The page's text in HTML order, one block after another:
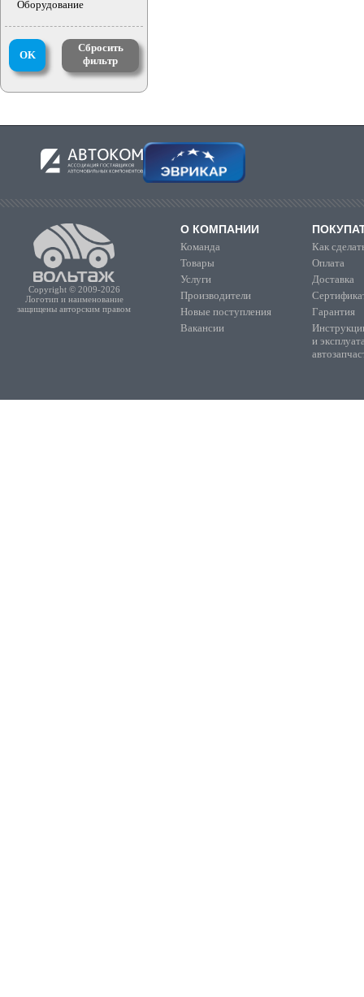
Оборудование
OK
Сбросить
фильтр
Copyright © 2009-2026
Логотип и наименование
защищены авторским правом
О КОМПАНИИ
Команда
Товары
Услуги
Производители
Новые поступления
Вакансии
Как
Оплата
Доставка
Гарантия
и